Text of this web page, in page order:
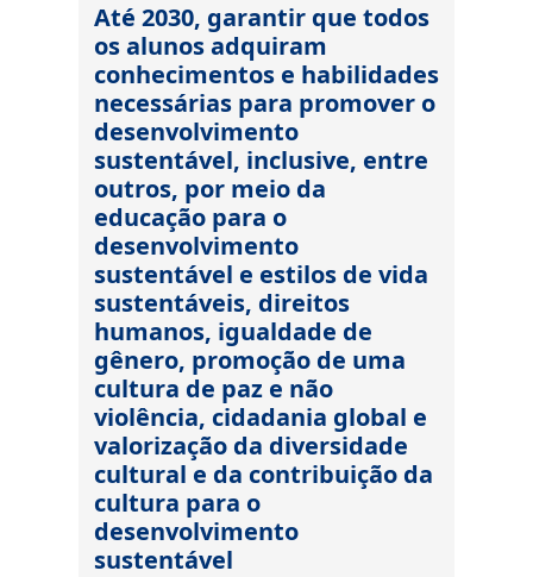
Até 2030, garantir que todos
os alunos adquiram
conhecimentos e habilidades
necessárias para promover o
desenvolvimento
sustentável, inclusive, entre
outros, por meio da
educação para o
desenvolvimento
sustentável e estilos de vida
sustentáveis, direitos
humanos, igualdade de
gênero, promoção de uma
cultura de paz e não
violência, cidadania global e
valorização da diversidade
cultural e da contribuição da
cultura para o
desenvolvimento
sustentável